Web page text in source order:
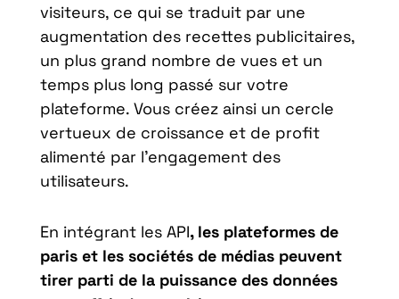
visiteurs, ce qui se traduit par une
augmentation des recettes publicitaires,
un plus grand nombre de vues et un
temps plus long passé sur votre
plateforme. Vous créez ainsi un cercle
vertueux de croissance et de profit
alimenté par l’engagement des
utilisateurs.
En intégrant les API, les plateformes de
paris et les sociétés de médias peuvent
tirer parti de la puissance des données